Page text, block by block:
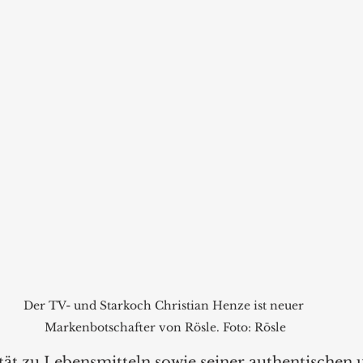
Der TV- und Starkoch Christian Henze ist neuer
Markenbotschafter von Rösle. Foto: Rösle